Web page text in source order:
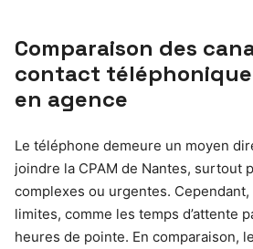
Comparaison des
contact
en agence
Le téléphone demeure un moyen
joindre la CPAM de Nantes, surtout
complexes ou urgentes.
limites, comme les temps d’attente
heures de pointe. En comparaison,